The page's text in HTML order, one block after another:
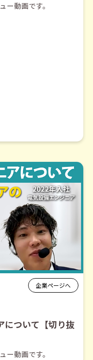
ー動画です。
企業ページへ
について【切り抜
ー動画です。